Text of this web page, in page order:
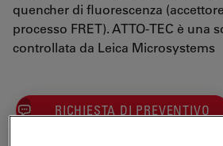
quencher di fluorescenza
processo FRET). ATTO-TEC è una
controllata da Leica Microsystems
RICHIESTA DI PREVENTIVO